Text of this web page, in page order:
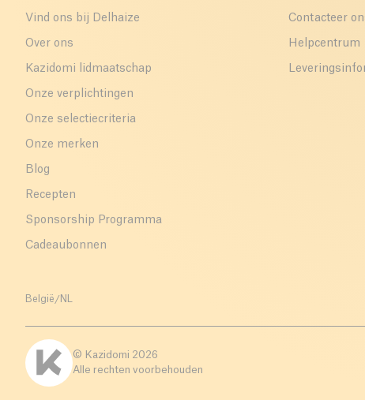
Vind ons bij Delhaize
Over ons
Kazidomi lidmaatschap
Onze verplichtingen
Onze selectiecriteria
Onze merken
Blog
Recepten
Sponsorship Programma
Cadeaubonnen
Contacteer
Helpcentrum
België /NL
© Kazidomi 2026
Alle rechten voorbehouden